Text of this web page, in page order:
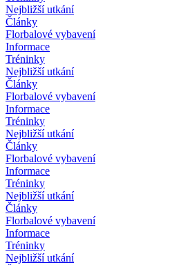
Nejbližší utkání
Články
Florbalové vybavení
Informace
Tréninky
Nejbližší utkání
Články
Florbalové vybavení
Informace
Tréninky
Nejbližší utkání
Články
Florbalové vybavení
Informace
Tréninky
Nejbližší utkání
Články
Florbalové vybavení
Informace
Tréninky
Nejbližší utkání